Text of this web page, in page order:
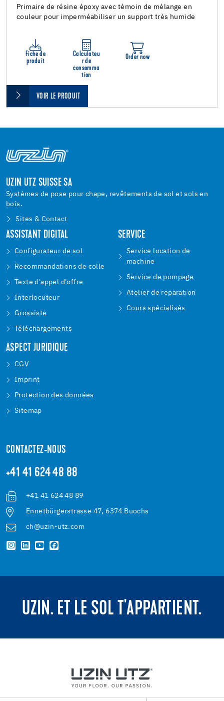
Primaire de résine époxy avec témoin de mélange en
couleur pour imperméabiliser un support très humide
Fiche de
produit
Calculateu
r de
consomma
tion
Order now
VOIR LE PRODUIT
UZIN UTZ SUISSE SA
Systèmes de pose pour chape, revêtements de sol et sols en
bois.
Sites & Contact
ASSISTANT DIGITAL
Configurateur de sol
Recommandations de colle
Texte d'appel d'offre
Interlocuteur
Grossiste
Téléchargements
SERVICE
Service location de
machine
Service de pompage
Atelier de reparation
Cours spécialisés
ASPECT JURIDIQUE
CGV
Imprint
Protection des données
Sitemap
CONTACTEZ-NOUS
+41 41 624 48 88
+41 41 624 48 89
Ennetbürgerstrasse 47, 6374 Buochs
ch@uzin-utz.com
UZIN. ET LE SOL T'APPARTIENT.